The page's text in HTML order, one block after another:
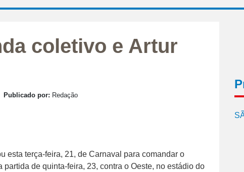
coletivo e Artur
Publicado por: Redação
esta terça-feira, 21, de Carnaval para comandar o
de quinta-feira, 23, contra o Oeste, no estádio do